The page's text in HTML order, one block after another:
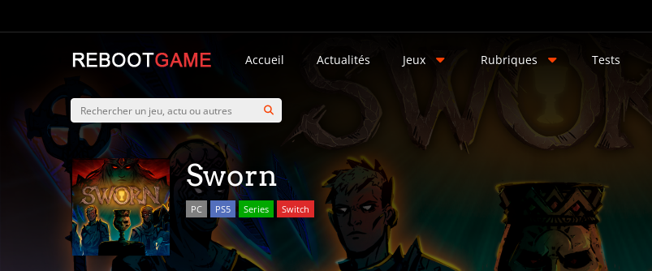
Accueil Actualités Jeux Rubriques Tests
Sworn
PC PS5 Series Switch